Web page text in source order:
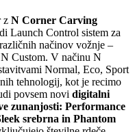
z N Corner Carving
Launch Control sistem za
načinov vožnje –
Custom. V načinu N
Normal, Eco, Sport
tehnologij, kot je recimo
povsem novi digitalni
zunanjosti: Performance
srebrna in Phantom